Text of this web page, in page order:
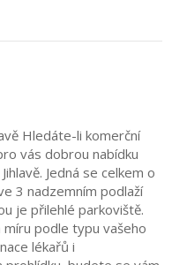
Hledáte-li komerční
vás dobrou nabídku
Jedná se celkem o
3 nadzemním podlaží
je přilehlé parkoviště.
podle typu vašeho
lékařů i